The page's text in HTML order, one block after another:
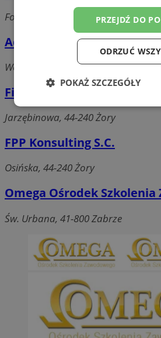
Folwarecka 23, 44-240 Żory
Ad Acta sp. z o.o.
Węglowa, 44-240 Żory
Firma szkoleniowo -
Jarzębinowa, 44-240 Żory
FPP Konsulting S.C.
Osińska, 44-240 Żory
Omega Ośrodek Szkolenia
Św. Urbana, 41-800 Zabrze
PRZEJDŹ DO
ODRZUĆ
POKAŻ SZCZEGÓŁY
Niezbędne Wydajność
Funkcjonalność
Wydajność
Funkcjonalność
podstawowych funkcji strony
logowanie użytkownika i
niezbędnych plików cookie nie
korzystać ze strony internetowej.
Nazwa